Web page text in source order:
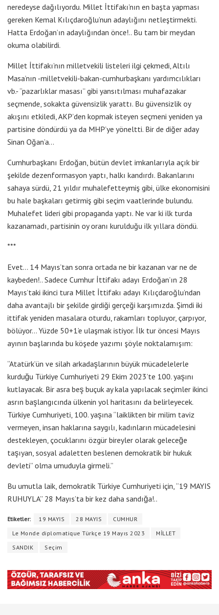
neredeyse dağılıyordu. Millet İttifakı’nın en başta yapması
gereken Kemal Kılıçdaroğlu’nun adaylığını netleştirmekti.
Hatta Erdoğan’ın adaylığından önce!.. Bu tam bir meydan
okuma olabilirdi.
Millet İttifakı’nın milletvekili listeleri ilgi çekmedi, Altılı
Masa’nın -milletvekili-bakan-cumhurbaşkanı yardımcılıkları
vb.- “pazarlıklar masası” gibi yansıtılması muhafazakar
seçmende, sokakta güvensizlik yarattı. Bu güvensizlik oy
akışını etkiledi, AKP’den kopmak isteyen seçmeni yeniden ya
partisine döndürdü ya da MHP’ye yöneltti. Bir de diğer aday
Sinan Oğan’a…
Cumhurbaşkanı Erdoğan, bütün devlet imkanlarıyla açık bir
şekilde dezenformasyon yaptı, halkı kandırdı. Bakanlarını
sahaya sürdü, 21 yıldır muhalefetteymiş gibi, ülke ekonomisini
bu hale başkaları getirmiş gibi seçim vaatlerinde bulundu.
Muhalefet lideri gibi propaganda yaptı. Ne var ki ilk turda
kazanamadı, partisinin oy oranı kurulduğu ilk yıllara döndü.
***
Evet… 14 Mayıs’tan sonra ortada ne bir kazanan var ne de
kaybeden!.. Sadece Cumhur İttifakı adayı Erdoğan’ın 28
Mayıs’taki ikinci tura Millet İttifakı adayı Kılıçdaroğlu’ndan
daha avantajlı bir şekilde girdiği gerçeği karşımızda. Şimdi iki
ittifak yeniden masalara oturdu, rakamları topluyor, çarpıyor,
bölüyor… Yüzde 50+1’e ulaşmak istiyor. İlk tur öncesi Mayıs
ayının başlarında bu köşede yazımı şöyle noktalamışım:
“Atatürk’ün ve silah arkadaşlarının büyük mücadelelerle
kurduğu Türkiye Cumhuriyeti 29 Ekim 2023’te 100. yaşını
kutlayacak. Bir asra beş buçuk ay kala yapılacak seçimler ikinci
asrın başlangıcında ülkenin yol haritasını da belirleyecek.
Türkiye Cumhuriyeti, 100. yaşına “laiklikten bir milim taviz
vermeyen, insan haklarına saygılı, kadınların mücadelesini
destekleyen, çocuklarını özgür bireyler olarak geleceğe
taşıyan, sosyal adaletten beslenen demokratik bir hukuk
devleti” olma umuduyla girmeli.”
Bu umutla laik, demokratik Türkiye Cumhuriyeti için, “19 MAYIS
RUHUYLA” 28 Mayıs’ta bir kez daha sandığa!..
Etiketler: 19 MAYIS 28 MAYIS
CUMHUR
Le Monde diplomatique Türkçe 19 Mayıs 2023
MİLLET
SANDIK
Seçim